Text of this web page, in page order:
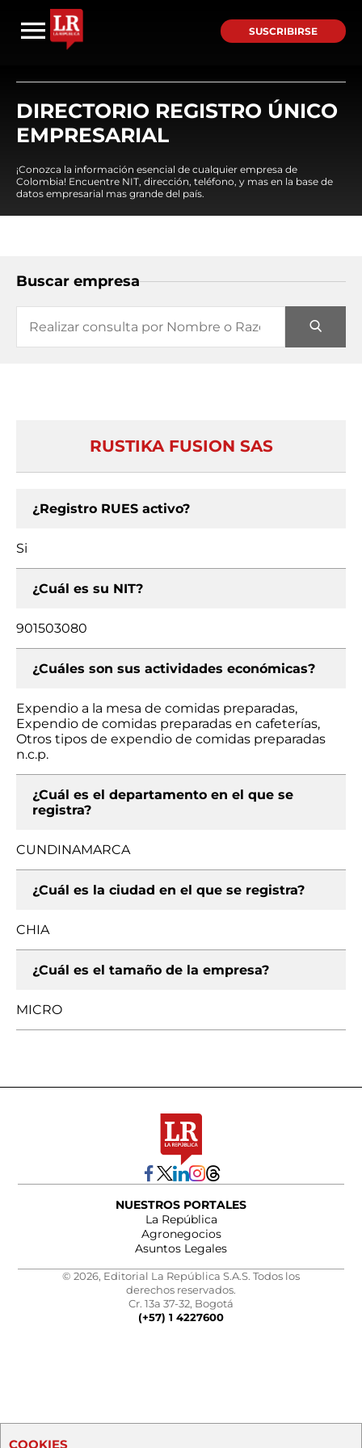
SUSCRIBIRSE
DIRECTORIO REGISTRO ÚNICO
EMPRESARIAL
¡Conozca la información esencial de cualquier empresa de
Colombia! Encuentre NIT, dirección, teléfono, y mas en la base de
datos empresarial mas grande del país.
Buscar empresa
RUSTIKA FUSION SAS
¿Registro RUES activo?
Si
¿Cuál es su NIT?
901503080
¿Cuáles son sus actividades económicas?
Expendio a la mesa de comidas preparadas,
Expendio de comidas preparadas en cafeterías,
Otros tipos de expendio de comidas preparadas
n.c.p.
¿Cuál es el departamento en el que se
registra?
CUNDINAMARCA
¿Cuál es la ciudad en el que se registra?
CHIA
¿Cuál es el tamaño de la empresa?
MICRO
NUESTROS PORTALES
La República
Agronegocios
Asuntos Legales
© 2026, Editorial La República S.A.S. Todos los
derechos reservados.
Cr. 13a 37-32, Bogotá
(+57) 1 4227600
COOKIES